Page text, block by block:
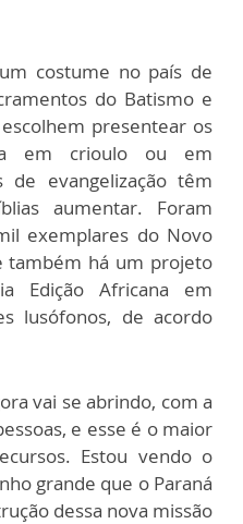
costume no país de
do Batismo e
presentear os
em crioulo ou em
de evangelização têm
aumentar. Foram
exemplares do Novo
também há um projeto
Edição Africana em
lusófonos, de acordo
vai se abrindo, com a
e esse é o maior
Estou vendo o
grande que o Paraná
dessa nova missão